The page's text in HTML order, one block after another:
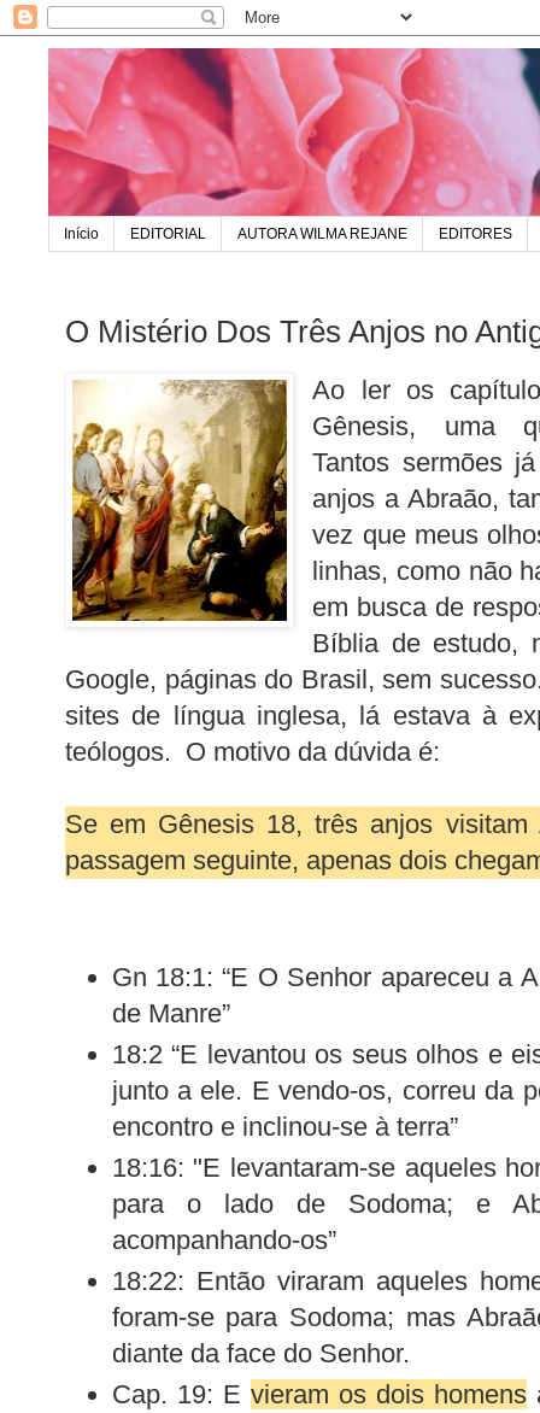
Início EDITORIAL AUTORA WILMA REJANE EDITORES
O Mistério Dos Três Anjos no
Ao ler os
Gênesis, uma
Tantos sermões
anjos a Abraão,
vez que meus
linhas, como não
em busca de
Bíblia de estudo,
Google, páginas do Brasil, sem
sites de língua inglesa, lá estava à
teólogos. O motivo da dúvida é:
Se em Gênesis 18, três anjos
passagem seguinte, apenas dois
Gn 18:1: “E O Senhor apareceu a
de Manre”
18:2 “E levantou os seus olhos e
junto a ele. E vendo-os, correu da
encontro e inclinou-se à terra”
18:16: "E levantaram-se aqueles
para o lado de Sodoma; e
acompanhando-os”
18:22: Então viraram aqueles
foram-se para Sodoma; mas
diante da face do Senhor.
Cap. 19: E vieram os dois homens